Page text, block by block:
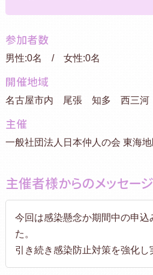
参加者数
男性:0名 / 女性:0名
開催地域
名古屋市内 尾張 知多 西三
主催
一般社団法人日本仲人の会 東海地
主催者様からのメッセージ
今回は感染懸念か期間中の申込
た。
引き続き感染防止対策を強化し